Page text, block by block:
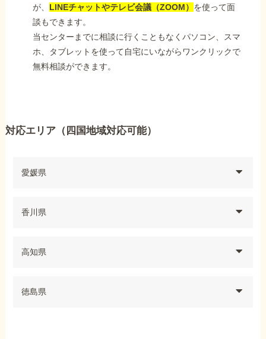
が、 LINEチャットやテレビ会議（ZOOM） を使って面
談もできます。
当センターまでに相談に行くこともなくパソコン、スマ
ホ、タブレットを使って自宅にいながらワンクリックで
無料相談ができます。
対応エリア（四国地域対応可能）
愛媛県
香川県
高知県
徳島県